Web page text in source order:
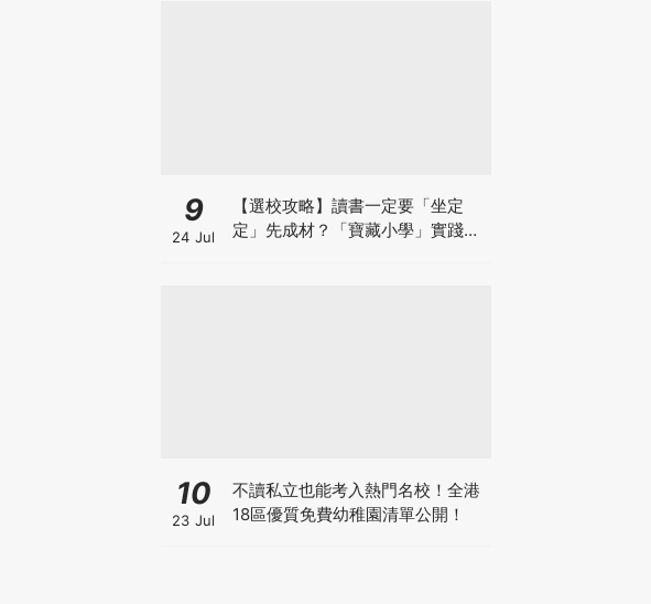
9
24 Jul
【選校攻略】讀書一定要「坐定
定」先成材？「寶藏小學」實踐動
10
23 Jul
不讀私立也能考入熱門名校！全港
18區優質免費幼稚園清單公開！